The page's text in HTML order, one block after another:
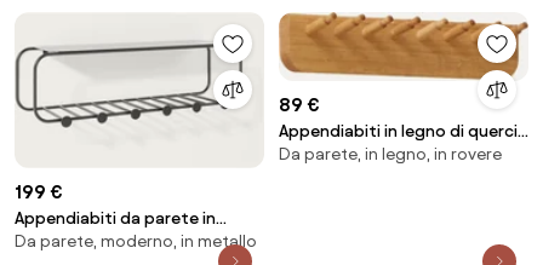
199 €
Appendiabiti da parete in
metallo Nash
Da parete, moderno, in metallo
89 €
Appendiabiti in legno di quercia
Echo, larg. 40 cm
Da parete, in legno, in rovere